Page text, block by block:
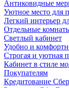
Антиковидные
Уютное место для
Легкий интерьер
Отдельные
Светлый кабинет
Удобно и
Строгая и уютная
Кабинет в стиле
Покупателям
Кредитование